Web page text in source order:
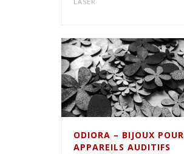
ODIORA – BIJOUX POUR
APPAREILS AUDITIFS